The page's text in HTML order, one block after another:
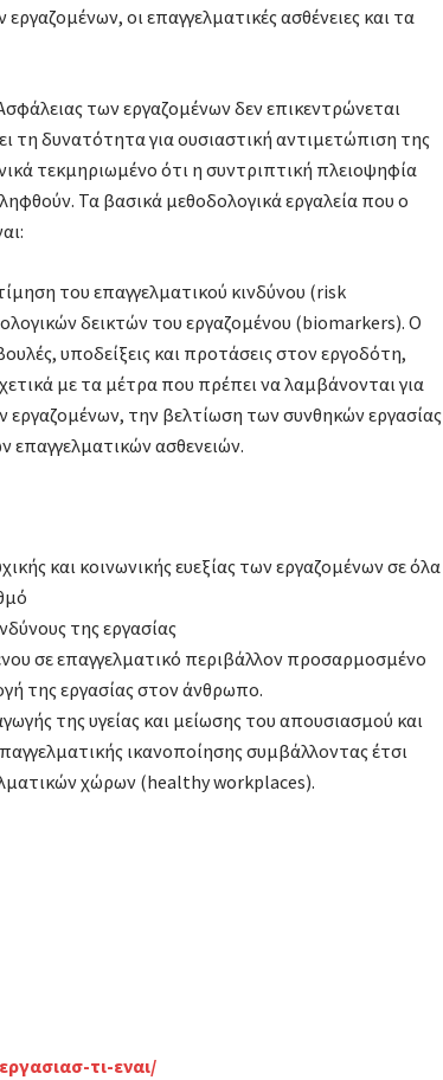
οι επαγγελματικές ασθένειες και τα
των εργαζομένων δεν επικεντρώνεται
τη δυνατότητα για ουσιαστική αντιμετώπιση της
τεκμηριωμένο ότι η συντριπτική πλειοψηφία
Τα βασικά μεθοδολογικά εργαλεία που ο
του επαγγελματικού κινδύνου (risk
δεικτών του εργαζομένου (biomarkers). Ο
υποδείξεις και προτάσεις στον εργοδότη,
µε τα μέτρα που πρέπει να λαμβάνονται για
εργαζομένων, την βελτίωση των συνθηκών εργασίας
ασθενειών.
και κοινωνικής ευεξίας των εργαζομένων σε όλα
της εργασίας
σε επαγγελματικό περιβάλλον προσαρμοσμένο
της εργασίας στον άνθρωπο.
της υγείας και μείωσης του απουσιασμού και
ικανοποίησης συμβάλλοντας έτσι
χώρων (healthy workplaces).
τι-εναι/